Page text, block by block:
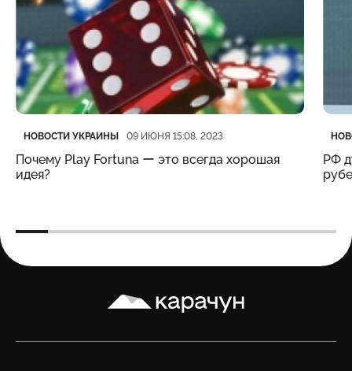
Категория
НОВОСТИ УКРАИНЫ
Дата публикации 09 ИЮНЯ 15:08, 2023
Почему Play Fortuna ー это всегда хорошая
идея?
РФ
Карачун